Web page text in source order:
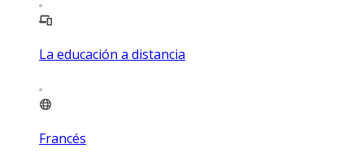
La educación a distancia
Francés